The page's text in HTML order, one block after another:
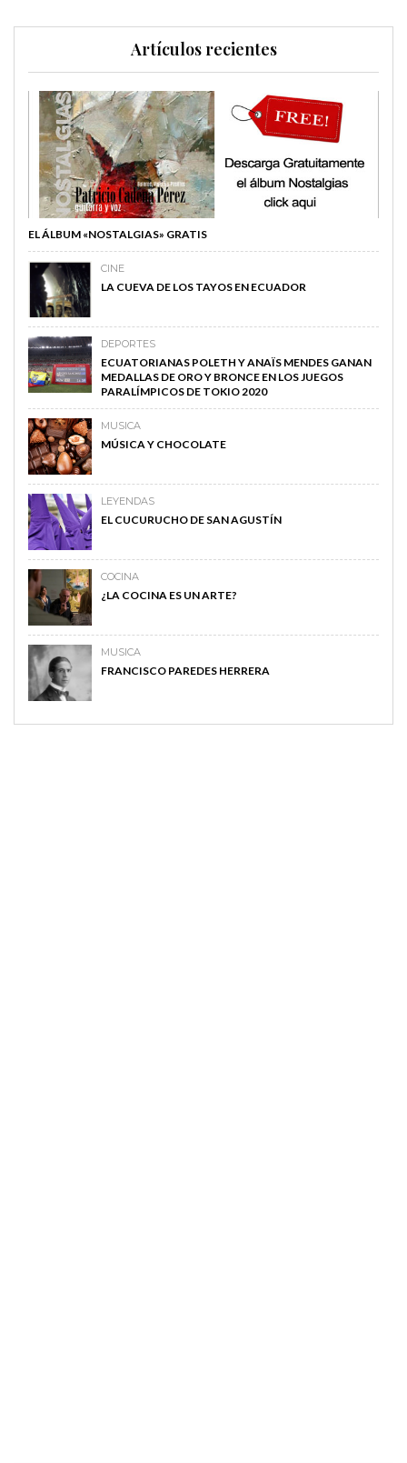
Artículos recientes
EL ÁLBUM «NOSTALGIAS» GRATIS
CINE
LA CUEVA DE LOS TAYOS EN ECUADOR
DEPORTES
ECUATORIANAS POLETH Y ANAÏS MENDES GANAN
MEDALLAS DE ORO Y BRONCE EN LOS JUEGOS
PARALÍMPICOS DE TOKIO 2020
MUSICA
MÚSICA Y CHOCOLATE
LEYENDAS
EL CUCURUCHO DE SAN AGUSTÍN
COCINA
¿LA COCINA ES UN ARTE?
MUSICA
FRANCISCO PAREDES HERRERA